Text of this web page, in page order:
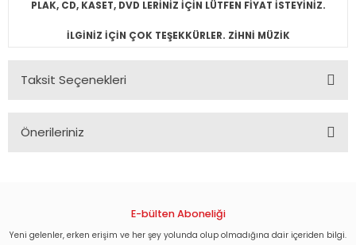
PLAK, CD, KASET, DVD LERİNİZ İÇİN LÜTFEN FİYAT İSTEYİNİZ.
İLGİNİZ İÇİN ÇOK TEŞEKKÜRLER. ZİHNİ MÜZİK
Taksit Seçenekleri
Önerileriniz
Görüş ve önerileriniz için teşekkür ederiz.
E-bülten Aboneliği
Yeni gelenler, erken erişim ve her şey yolunda olup olmadığına dair içeriden bilgi.